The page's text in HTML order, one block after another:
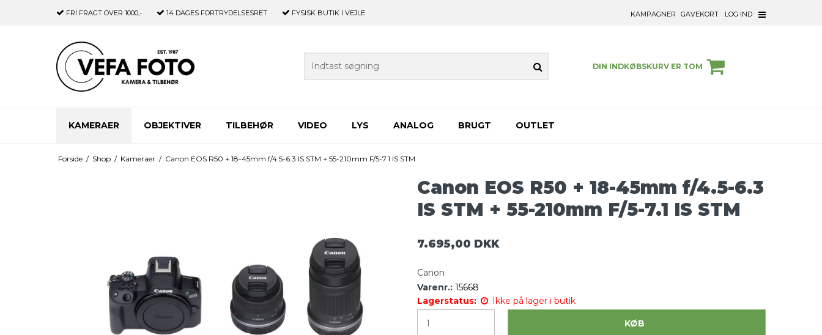
FRI FRAGT OVER 1000,- 14 DAGES FORTRYDELSESRET FYSISK BUTIK I VEJLE KAMPAGNER GAVEKORT LOG IND
DIN INDKØBSKURV ER TOM
KAMERAER OBJEKTIVER TILBEHØR VIDEO LYS ANALOG BRUGT OUTLET
Forside / Shop / Kameraer / Canon EOS R50 + 18-45mm f/4.5-6.3 IS STM + 55-210mm F/5-7.1 IS STM
Canon EOS R50 + 18-45mm f/4.5-6.3
IS STM + 55-210mm F/5-7.1 IS STM
7.695,00 DKK
Canon
Varenr.: 15668
Lagerstatus:
Ikke på lager i butik
KØB